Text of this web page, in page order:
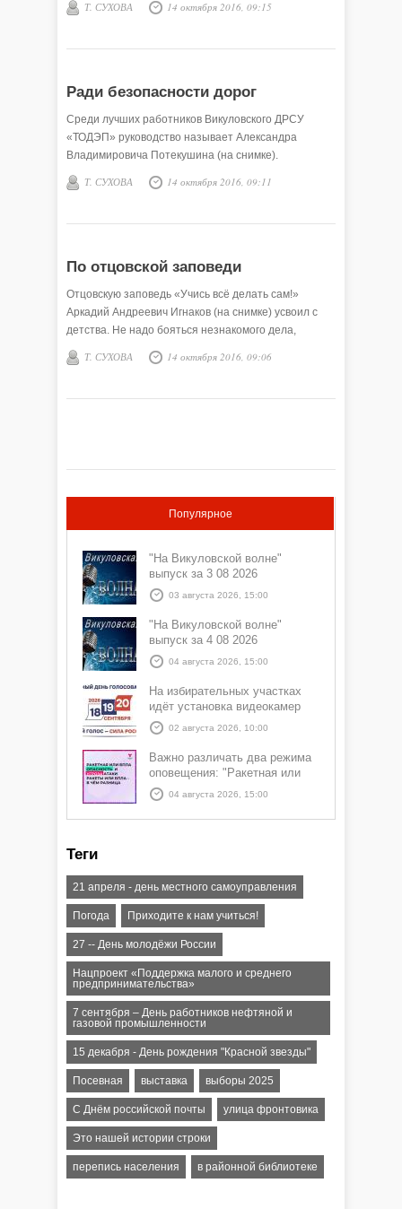
Т. СУХОВА 14 октября 2016, 09:15
Ради безопасности дорог
Среди лучших работников Викуловского ДРСУ
«ТОДЭП» руководство называет Александра
Владимировича Потекушина (на снимке).
Т. СУХОВА 14 октября 2016, 09:11
По отцовской заповеди
Отцовскую заповедь «Учись всё делать сам!»
Аркадий Андреевич Игнаков (на снимке) усвоил с
детства. Не надо бояться незнакомого дела,
Т. СУХОВА 14 октября 2016, 09:06
Популярное
"На Викуловской волне"
выпуск за 3 08 2026
03 августа 2026, 15:00
"На Викуловской волне"
выпуск за 4 08 2026
04 августа 2026, 15:00
На избирательных участках
идёт установка видеокамер
02 августа 2026, 10:00
Важно различать два режима
оповещения: "Ракетная или
БПЛА опасность" и "Угроза
атаки ракеты или БПЛА"
04 августа 2026, 15:00
Теги
21 апреля - день местного самоуправления
Погода Приходите к нам учиться!
27 -- День молодёжи России
Нацпроект «Поддержка малого и среднего
предпринимательства»
7 сентября – День работников нефтяной и
газовой промышленности
15 декабря - День рождения "Красной звезды"
Посевная выставка выборы 2025
С Днём российской почты улица фронтовика
Это нашей истории строки
перепись населения в районной библиотеке